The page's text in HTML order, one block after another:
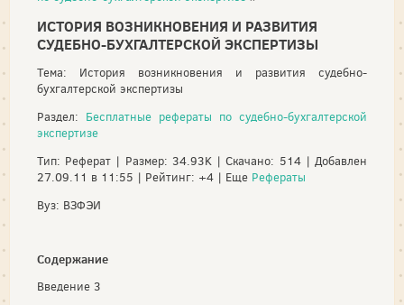
ИСТОРИЯ ВОЗНИКНОВЕНИЯ И РАЗВИТИЯ
СУДЕБНО-БУХГАЛТЕРСКОЙ ЭКСПЕРТИЗЫ
Тема: История возникновения и развития судебно-
бухгалтерской экспертизы
Раздел: Бесплатные рефераты по судебно-бухгалтерской
экспертизе
Тип: Реферат | Размер: 34.93K | Скачано: 514 | Добавлен
27.09.11 в 11:55 | Рейтинг: +4 | Еще Рефераты
Вуз: ВЗФЭИ
Содержание
Введение 3